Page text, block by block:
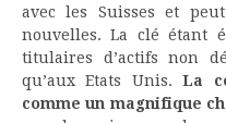
avec les Suisses et
nouvelles. La clé étant
titulaires d’actifs non
qu’aux Etats Unis.La
comme un magnifique